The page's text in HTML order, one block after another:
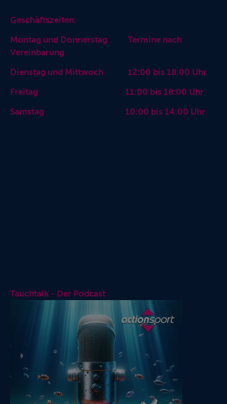
Geschäftszeiten:
Montag und Donnerstag Termine nach
Vereinbarung
Dienstag und Mittwoch 12:00 bis 18:00 Uhr
Freitag 11:00 bis 18:00 Uhr
Samstag 10:00 bis 14:00 Uhr
Tauchtalk - Der Podcast